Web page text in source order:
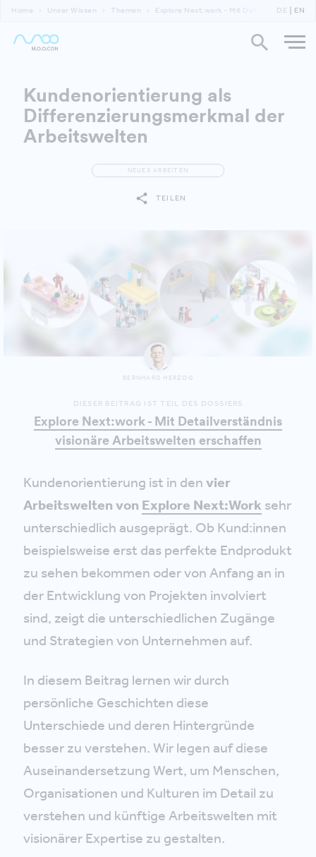
Home Unser Wissen Themen Explore Next:work - Mit Detailverständnis
DE EN
Kundenorientierung als
Differenzierungsmerkmal der
Arbeitswelten
NEUES ARBEITEN
TEILEN
BERNHARD HERZOG
DIESER BEITRAG IST TEIL DES DOSSIERS
Explore Next:work - Mit Detailverständnis
visionäre Arbeitswelten erschaffen
Kundenorientierung ist in den vier
Arbeitswelten von Explore Next:Work sehr
unterschiedlich ausgeprägt. Ob Kund:innen
beispielsweise erst das perfekte Endprodukt
zu sehen bekommen oder von Anfang an in
der Entwicklung von Projekten involviert
sind, zeigt die unterschiedlichen Zugänge
und Strategien von Unternehmen auf.
In diesem Beitrag lernen wir durch
persönliche Geschichten diese
Unterschiede und deren Hintergründe
besser zu verstehen. Wir legen auf diese
Auseinandersetzung Wert, um Menschen,
Organisationen und Kulturen im Detail zu
verstehen und künftige Arbeitswelten mit
visionärer Expertise zu gestalten.